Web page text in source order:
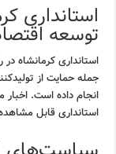
استانداری
توسعه
استانداری کرمانشاه
جمله حمایت از
انجام داده است.
استانداری قابل